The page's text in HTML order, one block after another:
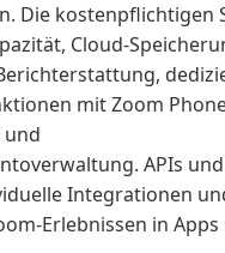
Die kostenpflichtigen
Cloud-
mit Zoom
und
APIs und
Integrationen
Erlebnissen in Apps